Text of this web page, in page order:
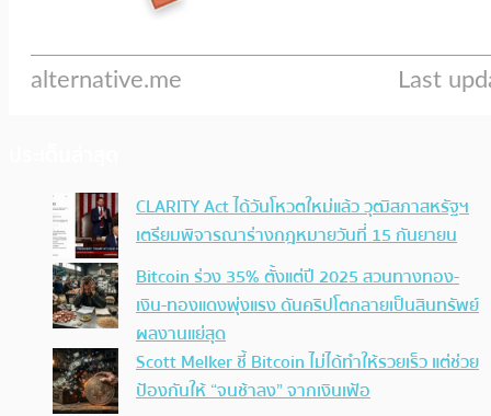
CLARITY Act ได้วันโหวตใหม่แล้ว วุฒิสภาสหรัฐฯ
เตรียมพิจารณาร่างกฎหมายวันที่ 15 กันยายน
Bitcoin ร่วง 35% ตั้งแต่ปี 2025 สวนทางทอง-
เงิน-ทองแดงพุ่งแรง ดันคริปโตกลายเป็นสินทรัพย์
ผลงานแย่สุด
Scott Melker ชี้ Bitcoin ไม่ได้ทำให้รวยเร็ว แต่ช่วย
ป้องกันให้ “จนช้าลง” จากเงินเฟ้อ